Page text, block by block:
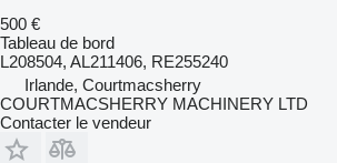
500 €
Tableau de bord
L208504, AL211406, RE255240
Irlande, Courtmacsherry
COURTMACSHERRY MACHINERY LTD
Contacter le vendeur